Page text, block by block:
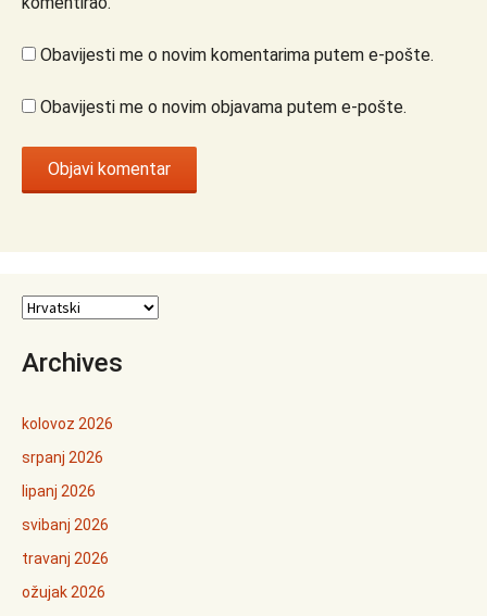
Obavijesti me o novim komentarima putem e-pošte.
Obavijesti me o novim objavama putem e-pošte.
Archives
kolovoz 2026
srpanj 2026
lipanj 2026
svibanj 2026
travanj 2026
ožujak 2026